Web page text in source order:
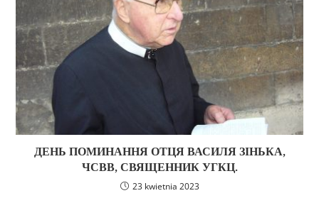
ДЕНЬ ПОМИНАННЯ ОТЦЯ ВАСИЛЯ ЗІНЬКА,
ЧСВВ, СВЯЩЕННИК УГКЦ.
23 kwietnia 2023